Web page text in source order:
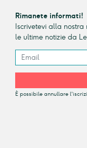
Rimanete informati!
Iscrivetevi alla
le ultime notizie da
È possibile annullare